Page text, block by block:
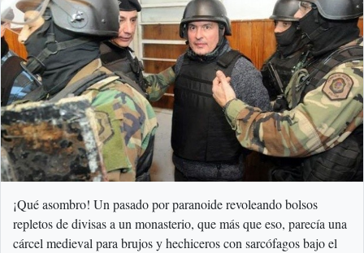
¡Qué asombro! Un pasado por paranoide revoleando bolsos
repletos de divisas a un monasterio, que más que eso, parecía una
cárcel medieval para brujos y hechiceros con sarcófagos bajo el